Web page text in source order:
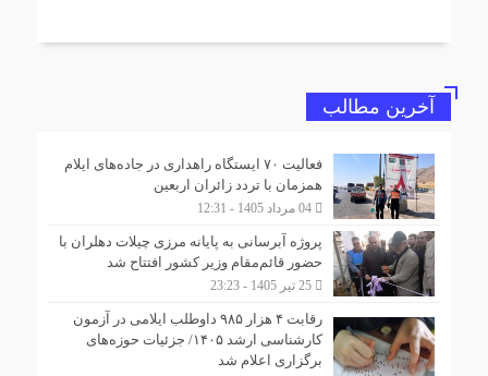
آخرین مطالب
فعالیت ۷۰ ایستگاه راهداری در جاده‌های ایلام
همزمان با تردد زائران اربعین
04 مرداد 1405 - 12:31
پروژه آبرسانی به پایانه مرزی چیلات دهلران با
حضور قائم‌مقام وزیر کشور افتتاح شد
25 تیر 1405 - 23:23
رقابت ۴ هزار ۹۸۵ داوطلب ایلامی در آزمون
کارشناسی ارشد ۱۴۰۵/ جزئیات حوزه‌های
برگزاری اعلام شد